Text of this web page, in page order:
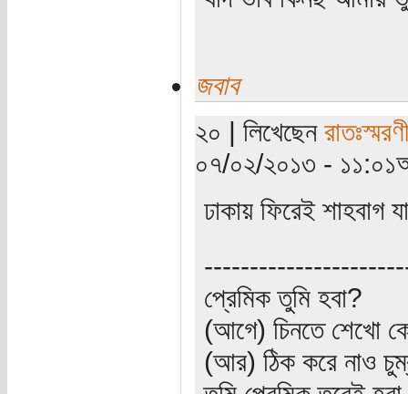
জবাব
২০ | লিখেছেন
০৭/০২/২০১৩ -
ঢাকায় ফিরেই শাহবাগ
প্রেমিক তুমি হবা?
(আগে) চিনতে শেখো
(আর) ঠিক করে নাও